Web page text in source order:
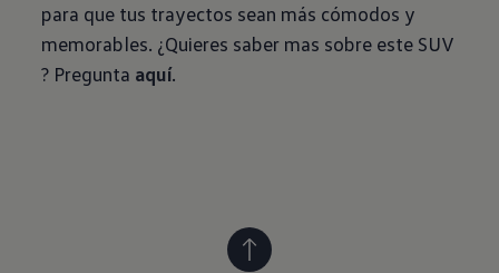
para que tus trayectos sean más cómodos y
memorables. ¿Quieres saber mas sobre este SUV
? Pregunta aquí.